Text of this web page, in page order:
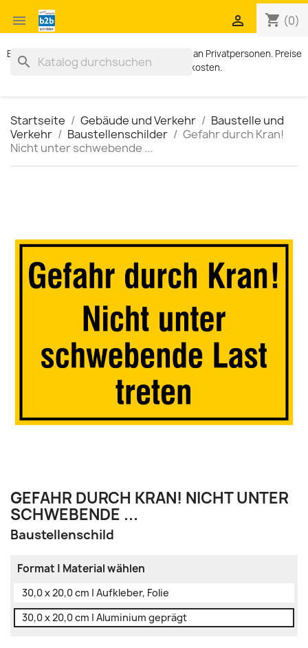
 shopping_cart (0)

Exklusiv für Geschäftskunden. Kein Verkauf an Privatpersonen. Preise
zzgl. MWST und Versandkosten.
search
Startseite Gebäude und Verkehr
Baustelle und
Verkehr
Baustellenschilder
Gefahr durch Kran!
Nicht unter schwebende ...
GEFAHR DURCH KRAN! NICHT UNTER
SCHWEBENDE ...
Baustellenschild
Format | Material wählen
30,0 x 20,0 cm | Aufkleber, Folie
30,0 x 20,0 cm | Aluminium geprägt